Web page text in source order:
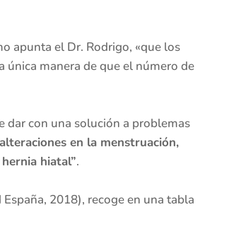
apunta el Dr. Rodrigo, «que los
única manera de que el número de
dar con una solución a problemas
alteraciones en la menstruación,
hiatal”.
2018), recoge en una tabla